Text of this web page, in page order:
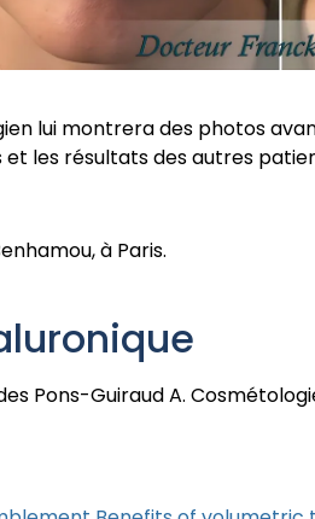
lui montrera des photos
les résultats des autres
à Paris.
Pons-Guiraud A.